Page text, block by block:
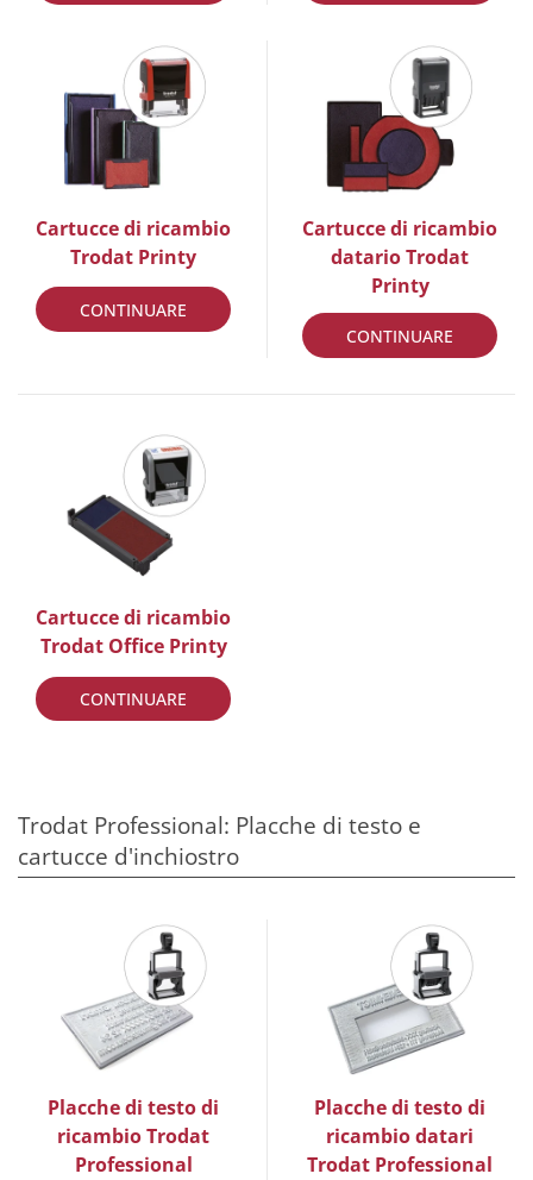
Cartucce di ricambio
Trodat Printy
CONTINUARE
Cartucce di ricambio
datario Trodat
Printy
CONTINUARE
Cartucce di ricambio
Trodat Office Printy
CONTINUARE
Trodat Professional: Placche di testo e
cartucce d'inchiostro
Placche di testo di
ricambio Trodat
Professional
Placche di testo di
ricambio datari
Trodat Professional